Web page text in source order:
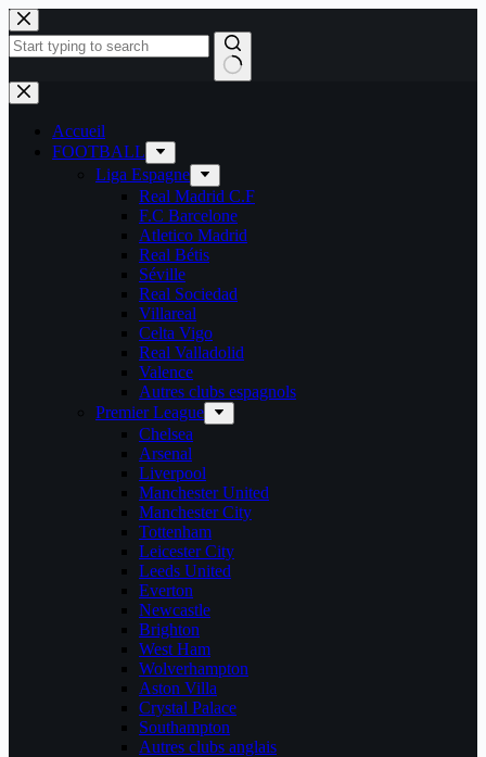
Passer
au
contenu
Aucun
résultat
Accueil
FOOTBALL
Liga Espagne
Real Madrid C.F
F.C Barcelone
Atletico Madrid
Real Bétis
Séville
Real Sociedad
Villareal
Celta Vigo
Real Valladolid
Valence
Autres clubs espagnols
Premier League
Chelsea
Arsenal
Liverpool
Manchester United
Manchester City
Tottenham
Leicester City
Leeds United
Everton
Newcastle
Brighton
West Ham
Wolverhampton
Aston Villa
Crystal Palace
Southampton
Autres clubs anglais